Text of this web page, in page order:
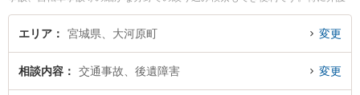
士法人菅原・佐々木法律事務所 仙南事務所の田中 俊男弁護士のプロフィール情
報や弁護士費用、強みなどが注目されています。『大河原町で土日や夜間に発
を法律相談できる大河原町内の弁護士に相談予約したい』などでお困りの相談
者さんにおすすめです。
エリア 宮城県、大河原町 変更
相談内容 交通事故、後遺障害 変更